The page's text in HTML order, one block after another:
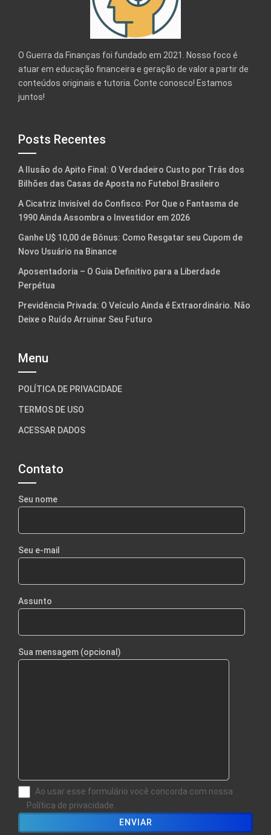
O Guerra da Finanças foi fundado em 2021. Nosso foco é
atuar em educação financeira e geração de valor a partir de
conteúdos originais e tutoria. Conte conosco! Estamos
juntos!
Posts Recentes
A Ilusão do Apito Final: O Verdadeiro Custo por Trás dos
Bilhões das Casas de Aposta no Futebol Brasileiro
A Cicatriz Invisível do Confisco: Por Que o Fantasma de
1990 Ainda Assombra o Investidor em 2026
Ganhe U$ 10,00 de Bônus: Como Resgatar seu Cupom de
Novo Usuário na Binance
Aposentadoria – O Guia Definitivo para a Liberdade
Perpétua
Previdência Privada: O Veículo Ainda é Extraordinário. Não
Deixe o Ruído Arruinar Seu Futuro
Menu
POLÍTICA DE PRIVACIDADE
TERMOS DE USO
ACESSAR DADOS
Contato
Seu nome
Seu e-mail
Assunto
Sua mensagem (opcional)
Ao usar esse formulário você concorda com nossa
Política de privacidade.